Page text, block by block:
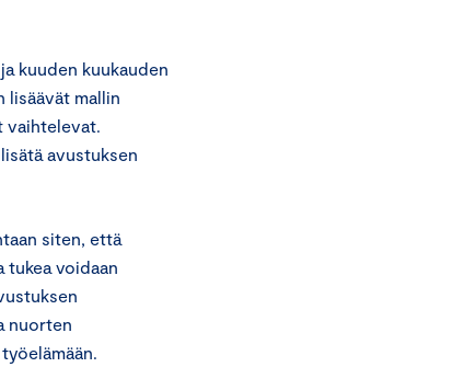
kuuden kuukauden
lisäävät mallin
vaihtelevat.
avustuksen
siten, että
tukea voidaan
nuorten